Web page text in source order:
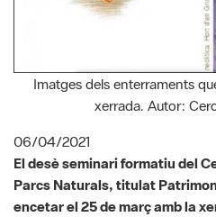
Imatges dels enterraments
xerrada. Autor:
06/04/2021
El desè seminari formatiu del
Parcs Naturals, titulat
encetar el 25 de març amb la